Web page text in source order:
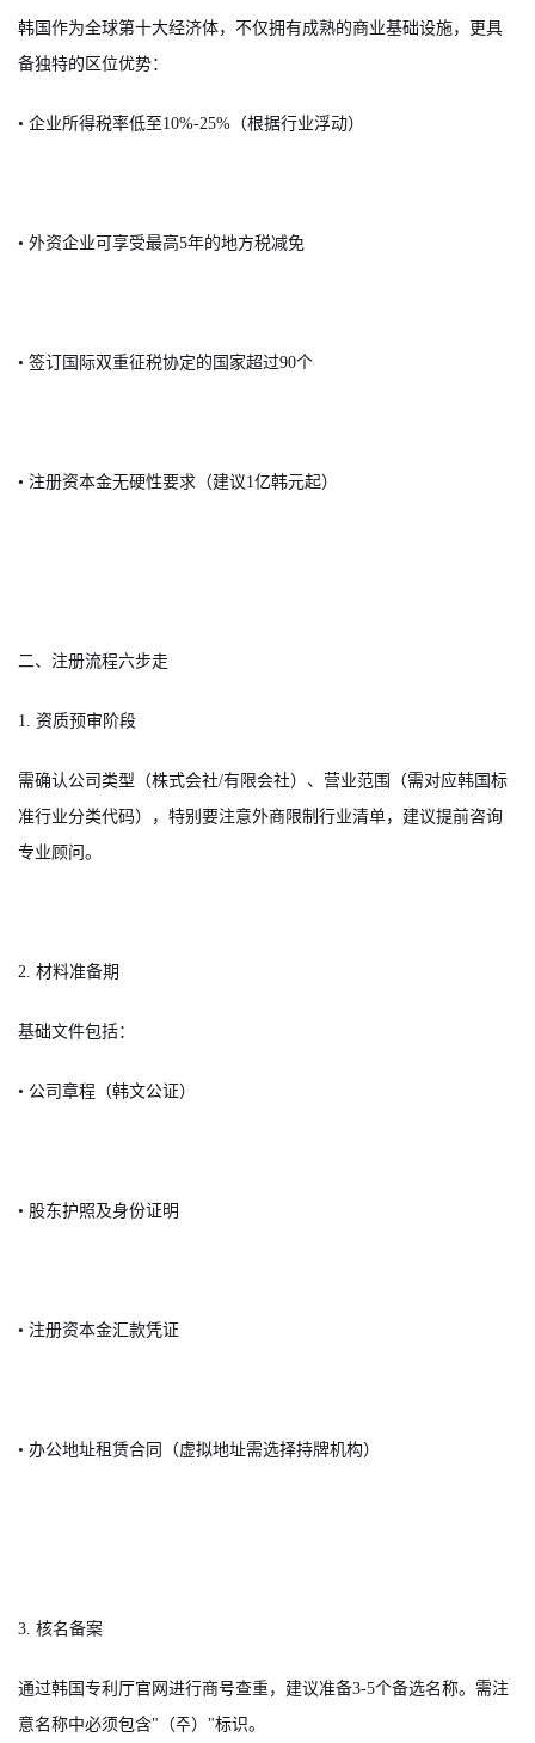
韩国作为全球第十大经济体，不仅拥有成熟的商业基础设施，更具
备独特的区位优势：
• 企业所得税率低至10%-25%（根据行业浮动）
• 外资企业可享受最高5年的地方税减免
• 签订国际双重征税协定的国家超过90个
• 注册资本金无硬性要求（建议1亿韩元起）
二、注册流程六步走
1. 资质预审阶段
需确认公司类型（株式会社/有限会社）、营业范围（需对应韩国标
准行业分类代码），特别要注意外商限制行业清单，建议提前咨询
专业顾问。
2. 材料准备期
基础文件包括：
• 公司章程（韩文公证）
• 股东护照及身份证明
• 注册资本金汇款凭证
• 办公地址租赁合同（虚拟地址需选择持牌机构）
3. 核名备案
通过韩国专利厅官网进行商号查重，建议准备3-5个备选名称。需注
意名称中必须包含"（주）"标识。